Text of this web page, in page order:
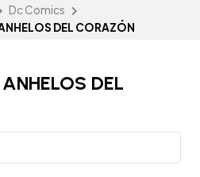
Dc Comics
DEL CORAZÓN
DEL